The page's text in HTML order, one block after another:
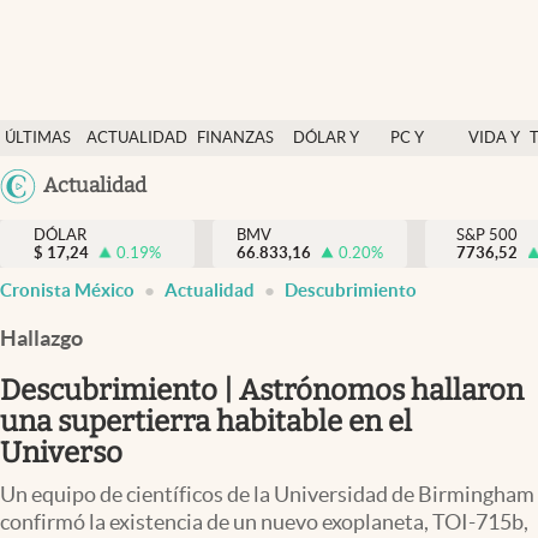
ÚLTIMAS
NOTICIAS
ACTUALIDAD
FINANZAS
DÓLAR Y
PC Y
VIDA Y
México
Actualidad
Actualidad
Finanzas y economía
Dólar y mercados
Pc y celular
Vida y estilo
Tv
DÓLAR
$ 17,24 0.19%
BMV
66.833,16
0.20%
S&P 500
7736,52
Cronista México Actualidad Descubrimiento
Hallazgo
Descubrimiento | Astrónomos hallaron
una supertierra habitable en el
Universo
Un equipo de científicos de la Universidad de Birmingham
confirmó la existencia de un nuevo exoplaneta, TOI-715b,